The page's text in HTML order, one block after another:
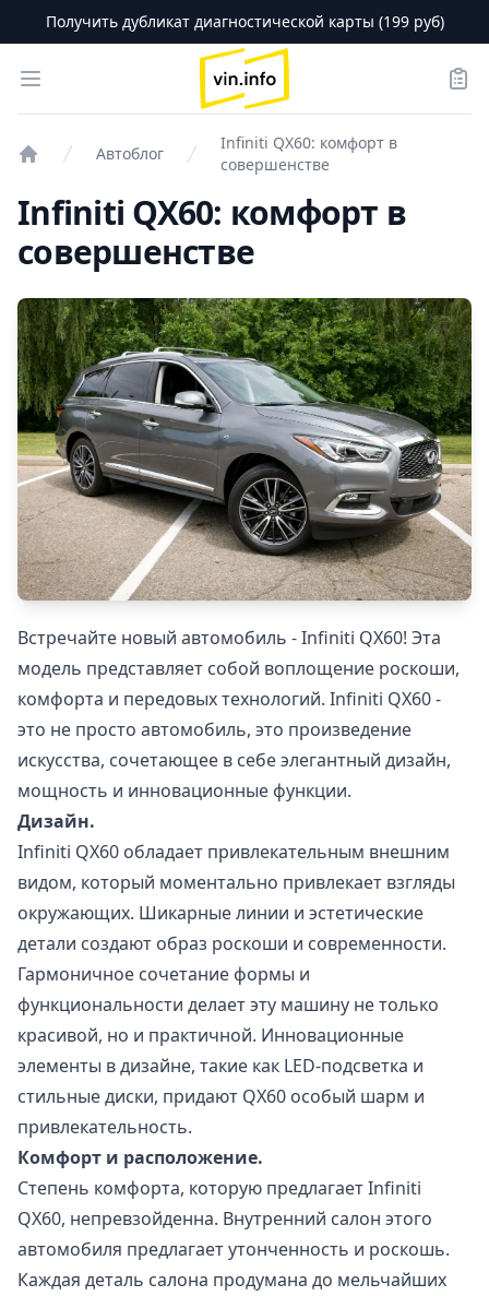
Получить дубликат диагностической карты (199 руб)
Open menu
logo
Автоблог
Infiniti QX60: комфорт в
совершенстве
Infiniti QX60: комфорт в
совершенстве
Встречайте новый автомобиль - Infiniti QX60! Эта
модель представляет собой воплощение роскоши,
комфорта и передовых технологий. Infiniti QX60 -
это не просто автомобиль, это произведение
искусства, сочетающее в себе элегантный дизайн,
мощность и инновационные функции.
Дизайн.
Infiniti QX60 обладает привлекательным внешним
видом, который моментально привлекает взгляды
окружающих. Шикарные линии и эстетические
детали создают образ роскоши и современности.
Гармоничное сочетание формы и
функциональности делает эту машину не только
красивой, но и практичной. Инновационные
элементы в дизайне, такие как LED-подсветка и
стильные диски, придают QX60 особый шарм и
привлекательность.
Комфорт и расположение.
Степень комфорта, которую предлагает Infiniti
QX60, непревзойденна. Внутренний салон этого
автомобиля предлагает утонченность и роскошь.
Каждая деталь салона продумана до мельчайших